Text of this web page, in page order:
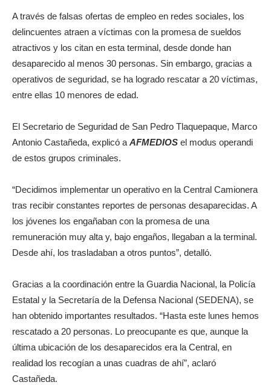
A través de falsas ofertas de empleo en redes sociales, los
delincuentes atraen a víctimas con la promesa de sueldos
atractivos y los citan en esta terminal, desde donde han
desaparecido al menos 30 personas. Sin embargo, gracias a
operativos de seguridad, se ha logrado rescatar a 20 víctimas,
entre ellas 10 menores de edad.
El Secretario de Seguridad de San Pedro Tlaquepaque, Marco
Antonio Castañeda, explicó a AFMEDIOS el modus operandi
de estos grupos criminales.
“Decidimos implementar un operativo en la Central Camionera
tras recibir constantes reportes de personas desaparecidas. A
los jóvenes los engañaban con la promesa de una
remuneración muy alta y, bajo engaños, llegaban a la terminal.
Desde ahí, los trasladaban a otros puntos”, detalló.
Gracias a la coordinación entre la Guardia Nacional, la Policía
Estatal y la Secretaría de la Defensa Nacional (SEDENA), se
han obtenido importantes resultados. “Hasta este lunes hemos
rescatado a 20 personas. Lo preocupante es que, aunque la
última ubicación de los desaparecidos era la Central, en
realidad los recogían a unas cuadras de ahí”, aclaró
Castañeda.